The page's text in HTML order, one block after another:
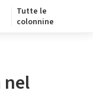
Tutte le
colonnine
nel